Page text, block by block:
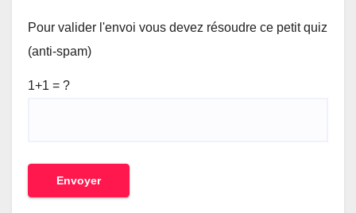
Pour valider l'envoi vous devez résoudre ce petit quiz
(anti-spam)
1+1 = ?